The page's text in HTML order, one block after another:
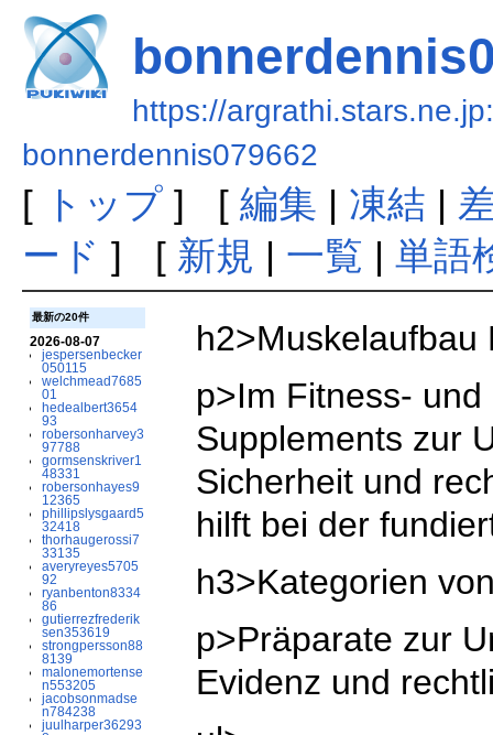
https://
bonnerdennis079662
[ トップ] [ 編集 | 凍結 |
ード ] [ 新規 | 一覧 | 単語
最新の20件
2026-08-07
jespersenbecker
050115
welchmead7685
01
hedealbert3654
93
robersonharvey3
97788
gormsenskriver1
48331
robersonhayes9
12365
phillipslysgaard5
32418
thorhaugerossi7
33135
averyreyes5705
92
ryanbenton8334
86
gutierrezfrederik
sen353619
strongpersson88
8139
malonemortense
n553205
jacobsonmadse
n784238
juulharper36293
h2>Muskelaufbau
p>Im Fitness-
Supplements zur
Sicherheit und
hilft bei der
h3>Kategorien
p>Präparate zur
Evidenz und